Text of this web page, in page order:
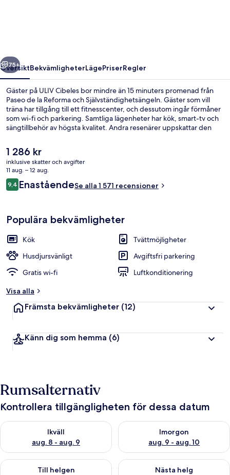
Nästa
75+
ÖversiktBekvämligheterLägePriserRegler
Gäster på ULIV Cibeles bor mindre än 15 minuters promenad från
Paseo de la Reforma och Självständighetsängeln. Gäster som vill
träna har tillgång till ett fitnesscenter, och dessutom ingår förmåner
som wi-fi och parkering. Samtliga lägenheter har kök, smart-tv och
sängtillbehör av högsta kvalitet. Andra resenärer uppskattar den
kollektivtrafik. Till Insurgentes station tar det 6 minuter att gå och till
Sevilla station är det 8 minuter.
Det
nuvarande
priset
är
1 286 kr
1 286 kr
inklusive skatter och avgifter
11 aug. – 12 aug.
Recensioner
9,49,4 av 10,
EnaståendeSe alla 1 571 recensioner
Populära bekvämligheter
Kök
Tvättmöjligheter
Husdjursvänligt
Avgiftsfri parkering
Gratis wi-fi
Luftkonditionering
Visa alla
Främsta bekvämligheter (12)
Känn dig som hemma (6)
Rumsalternativ
Kontrollera tillgängligheten för dessa datum
Ikväll
aug. 8 - aug. 9
Kontrollera tillgängligheten för ikväll aug. 8 - aug. 9
Imorgon
aug. 9 - aug. 10
Kontrollera tillgängligheten
Till helgen
Kontrollera tillgängligheten för den här helgen aug. 14 - aug.
Nästa helg
Kontrollera tillgängligheten